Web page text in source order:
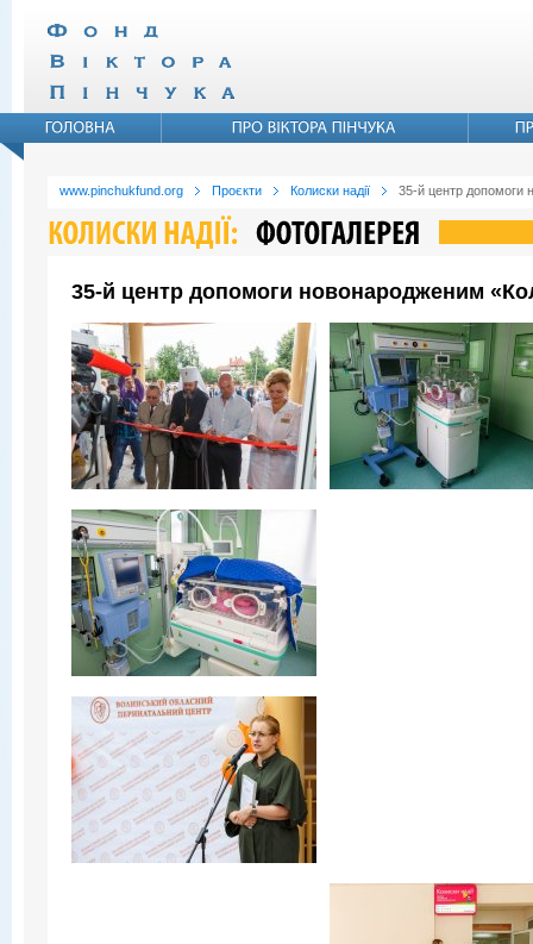
www.pinchukfund.org Проєкти Колиски надії 35-й центр допомоги
35-й центр допомоги новонародженим